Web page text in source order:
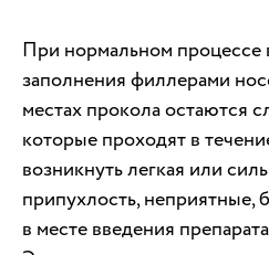
При нормальном процессе
заполнения филлерами
местах прокола остаются
которые проходят в
возникнуть легкая или
припухлость,
в месте введения